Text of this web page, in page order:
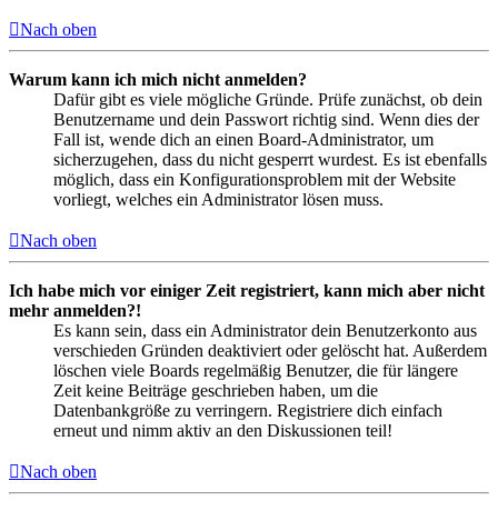
Nach oben
Warum kann ich mich nicht anmelden?
Dafür gibt es viele mögliche Gründe. Prüfe zunächst, ob dein
Benutzername und dein Passwort richtig sind. Wenn dies der
Fall ist, wende dich an einen Board-Administrator, um
sicherzugehen, dass du nicht gesperrt wurdest. Es ist ebenfalls
möglich, dass ein Konfigurationsproblem mit der Website
vorliegt, welches ein Administrator lösen muss.
Nach oben
Ich habe mich vor einiger Zeit registriert, kann mich aber nicht
mehr anmelden?!
Es kann sein, dass ein Administrator dein Benutzerkonto aus
verschieden Gründen deaktiviert oder gelöscht hat. Außerdem
löschen viele Boards regelmäßig Benutzer, die für längere
Zeit keine Beiträge geschrieben haben, um die
Datenbankgröße zu verringern. Registriere dich einfach
erneut und nimm aktiv an den Diskussionen teil!
Nach oben